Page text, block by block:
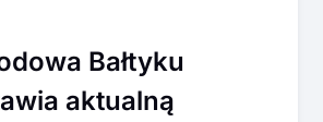
Bałtyku
aktualną